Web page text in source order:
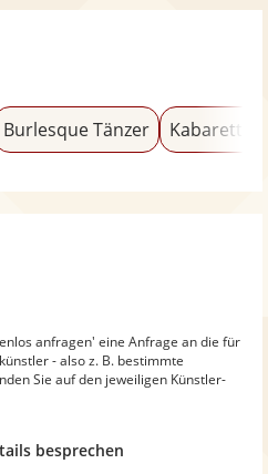
Burlesque Tänzer Kabarett
anfragen' eine Anfrage an die für
- also z. B. bestimmte
Sie auf den jeweiligen Künstler-
besprechen